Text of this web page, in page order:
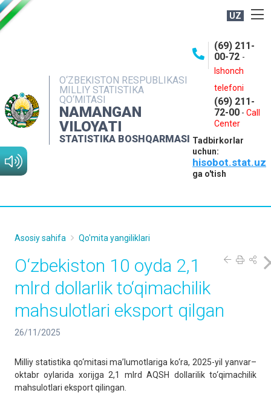
UZ
O‘ZBEKISTON RESPUBLIKASI
MILLIY STATISTIKA
QO‘MITASI
NAMANGAN
VILOYATI
STATISTIKA BOSHQARMASI
(69) 211-
00-72 -
Ishonch
telefoni
(69) 211-
72-00 - Call
Center
Tadbirkorlar
uchun:
hisobot.stat.uz
ga o'tish
NASHRLAR
INTERAKTIV XIZMATLAR
MATBUOT XIZMATI
MUROJAATLAR
Asosiy sahifa Qo'mita yangiliklari
O‘zbekiston 10 oyda 2,1
mlrd dollarlik to‘qimachilik
mahsulotlari eksport qilgan
26/11/2025
Milliy statistika qo‘mitasi ma’lumotlariga ko‘ra, 2025-yil yanvar–
oktabr oylarida xorijga 2,1 mlrd AQSH dollarilik to‘qimachilik
mahsulotlari eksport qilingan.